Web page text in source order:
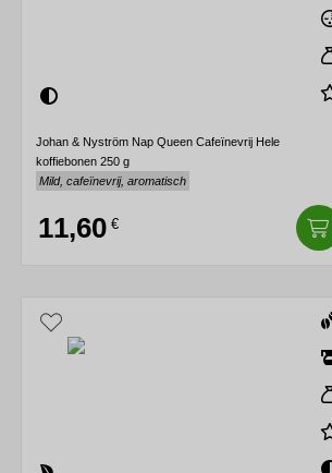
Johan & Nyström Nap Queen Cafeïnevrij Hele
koffiebonen 250 g
Mild, cafeïnevrij, aromatisch
11,60 €